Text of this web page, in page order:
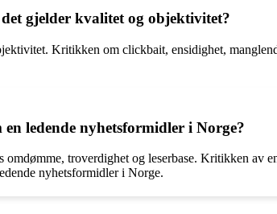
gjelder kvalitet og objektivitet?
Kritikken om clickbait, ensidighet,
ledende nyhetsformidler i Norge?
troverdighet og leserbase. Kritikken
nyhetsformidler i Norge.